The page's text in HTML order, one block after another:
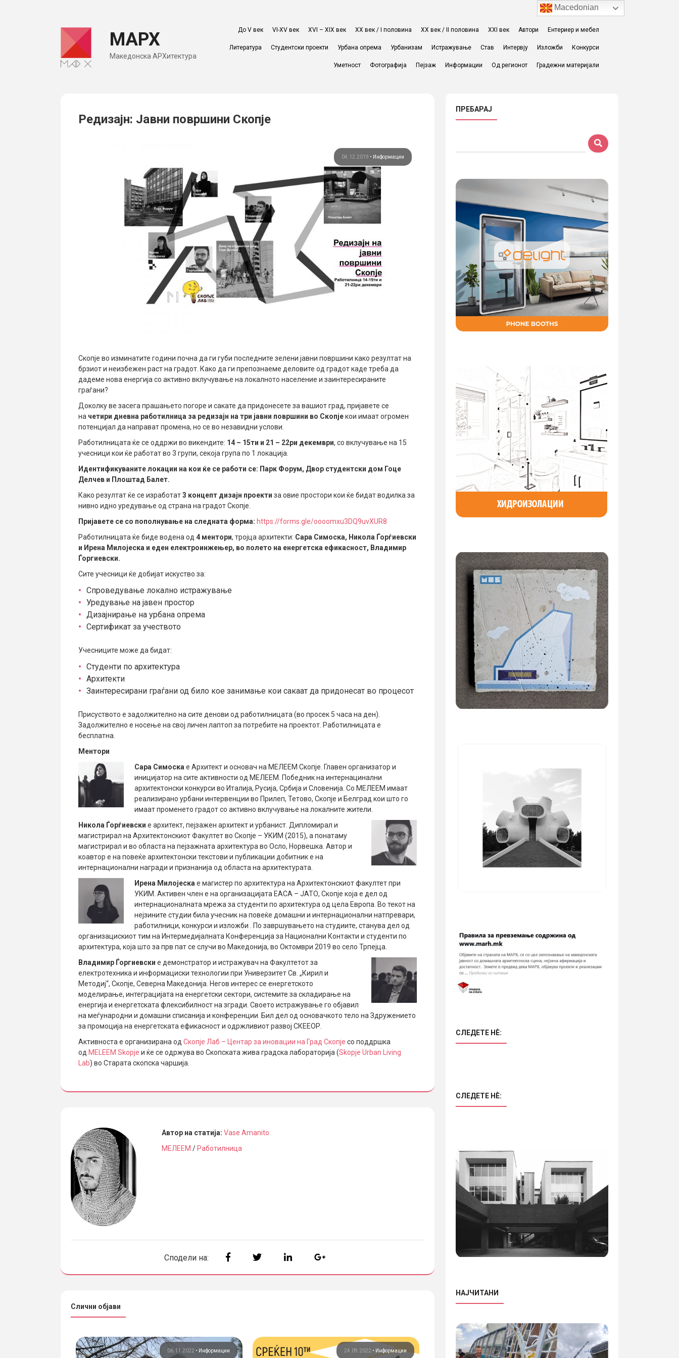
МАРХ
Македонска АРХитектура
До V век VI-XV век XVI – XIX век ХХ век / I половина ХХ век / II половина XXI век Автори Ентериер и мебел
Литература Студентски проекти Урбана опрема Урбанизам Истражување Став Интервју Изложби Конкурси
Уметност Фотографија Пејзаж Информации Од регионот Градежни материјали
Редизајн: Јавни површини Скопје
04.12.2019 • Информации
Скопје во изминатите години почна да ги губи последните зелени јавни површини како резултат на
брзиот и неизбежен раст на градот. Како да ги препознаеме деловите од градот каде треба да
дадеме нова енергија со активно вклучување на локалното население и заинтересираните
граѓани?
Доколку ве засега прашањето погоре и сакате да придонесете за вашиот град, пријавете се
на четири дневна работилница за редизајн на три јавни површини во Скопјекои имаат огромен
потенцијал да направат промена, но се во незавидни услови.
Работилницата ќе се оддржи во викендите: 14 – 15ти и 21 – 22ри декември, со вклучување на 15
учесници кои ќе работат во 3 групи, секоја група по 1 локација.
Идентификуваните локации на кои ќе се работи се: Парк Форум, Двор студентски дом Гоце
Делчев и Плоштад Балет.
Како резултат ќе се изработат3 концепт дизајн проекти за овие простори кои ќе бидат водилка за
нивно идно уредување од страна на градот Скопје.
Пријавете се со пополнување на следната форма: https://forms.gle/oooomxu3DQ9uvXUR8
Работилницата ќе биде водена од 4 ментори, тројца архитекти: Сара Симоска, Никола Ѓорѓиевски
и Ирена Милојеска и еден електроинжењер, во полето на енергетска ефикасност, Владимир
Ѓоргиевски.
Сите учесници ќе добијат искуство за:
Спроведување локално истражување
Уредување на јавен простор
Дизајнирање на урбана опрема
Сертификат за учеството
Учесниците може да бидат:
Студенти по архитектура
Архитекти
Заинтересирани граѓани од било кое занимање кои сакаат да придонесат во процесот
Присуството е задолжително на сите денови од работилницата (во просек 5 часа на ден).
Задолжително е носење на свој личен лаптоп за потребите на проектот. Работилницата е
бесплатна.
Ментори
Сара Симоска е Архитект и основач на МЕЛЕЕМ Скопје. Главен организатор и
иницијатор на сите активности од МЕЛЕЕМ. Победник на интернацинални
архитектонски конкурси во Италија, Русија, Србија и Словенија. Со МЕЛЕЕМ имаат
реализирано урбани интервенции во Прилеп, Тетово, Скопје и Белград кои што го
имаат променето градот со активно вклучување на локалните жители.
Никола Ѓорѓиевски е архитект, пејзажен архитект и урбанист. Дипломирал и
магистрирал на Архитектонскиот Факултет во Скопје – УКИМ (2015), а понатаму
магистрирал и во областа на пејзажната архитектура во Осло, Норвешка. Автор и
коавтор е на повеќе архитектонски текстови и публикации добитник е на
интернационални награди и признанија од областа на архитектурата.
Ирена Милојеска е магистер по архитектура на Архитектонскиот факултет при
УКИМ. Активен член е на организацијата ЕАСА – ЈАТО, Скопје која е дел од
интернационалната мрежа за студенти по архитектура од цела Европа. Во текот на
нејзините студии била учесник на повеќе домашни и интернационални натпревари,
работилници, конкурси и изложби . По завршувањето на студиите, станува дел од
организацискиот тим на Интермедијалната Конференција за Национални Контакти и студенти по
архитектура, која што за прв пат се случи во Македонија, во Октомври 2019 во село Трпејца.
Владимир Ѓоргиевски е демонстратор и истражувач на Факултетот за
електротехника и информациски технологии при Универзитет Св. „Кирил и
Методиј“, Скопје, Северна Македонија. Негов интерес се енергетското
моделирање, интеграцијата на енергетски сектори, системите за складирање на
енергија и енергетската флексибилност на згради. Своето истражување го објавил
на меѓународни и домашни списанија и конференции. Бил дел од основачкото тело на Здружението
за промоција на енергетската ефикасност и одржливиот развој СКЕЕОР.
Активноста е организирана од Скопје Лаб – Центар за иновации на Град Скопје со поддршка
од MELEEM Skopje и ќе се одржува во Скопската жива градска лабораторија (Skopje Urban Living
Lab) во Старата скопска чаршија.
Автор на статија: Vase Amanito
МЕЛЕЕМ / Работилница
Сподели на:
Слични објави
06.11.2022 • Информации 24.09.2022 • Информации 02.11.2017•Информации
ПРЕБАРАЈ
СЛЕДЕТЕ НÈ:
СЛЕДЕТЕ НÈ:
НАЈЧИТАНИ
Macedonian